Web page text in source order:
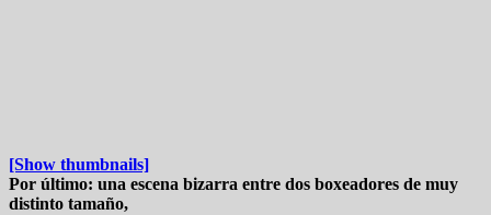
[Show thumbnails]
Por último: una escena bizarra entre dos boxeadores de muy
distinto tamaño,